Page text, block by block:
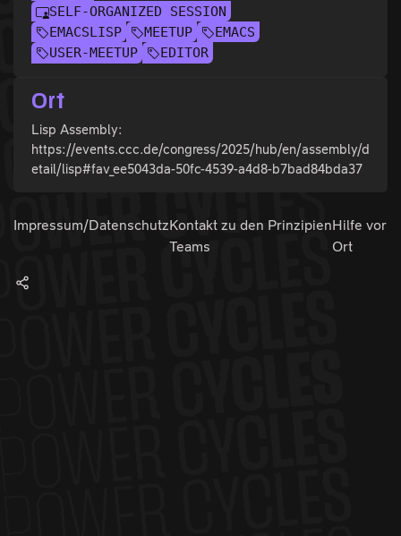
SELF-ORGANIZED SESSION
EMACSLISP
MEETUP
EMACS
USER-MEETUP
EDITOR
Ort
Lisp Assembly:
https://events.ccc.de/congress/2025/hub/en/assembly/d
etail/lisp#fav_ee5043da-50fc-4539-a4d8-b7bad84bda37
Impressum/DatenschutzKontakt zu den
Teams
PrinzipienHilfe vor
Ort